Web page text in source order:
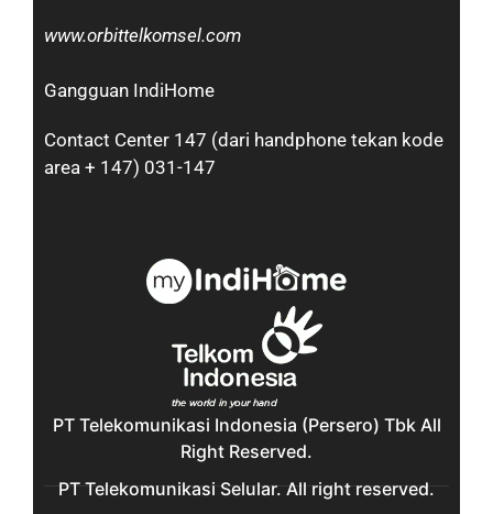
www.orbittelkomsel.com
Gangguan IndiHome
Contact Center 147 (dari handphone tekan kode
area + 147) 031-147
PT Telekomunikasi Indonesia (Persero) Tbk All
Right Reserved.
PT Telekomunikasi Selular. All right reserved.